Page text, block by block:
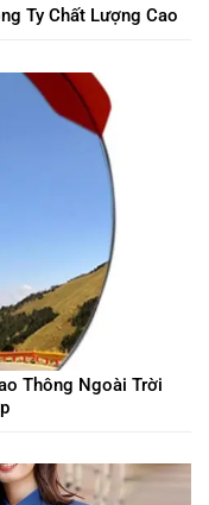
Ty Chất Lượng Cao
Thông Ngoài Trời